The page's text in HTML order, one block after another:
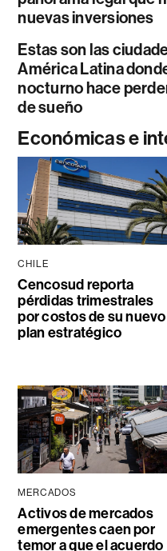
nuevas inversiones
Estas son las
América Latina
nocturno hace
de sueño
Económicas e
CHILE
Cencosud reporta
pérdidas trimestrales
por costos de su nuevo
plan estratégico
MERCADOS
Activos de mercados
emergentes caen por
temor a que el acuerdo